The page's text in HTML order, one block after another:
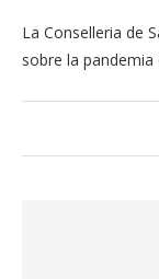
La Conselleria de
sobre la